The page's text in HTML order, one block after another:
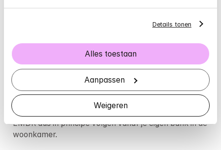
Details tonen
Alles toestaan
Aanpassen
Weigeren
kunnen worden. De meeste mensen hebben aan een
Online te volgen:
Het is heel goed mogelijk om je EMDR therapie online
te volgen. Je kunt de oefeningen met de therapeut
makkelijk via een beeldverbinding doen. Zolang jij
aangesloten bent op het internet kun je via Mindler
EMDR dus in principe volgen vanaf je eigen bank in de
woonkamer.